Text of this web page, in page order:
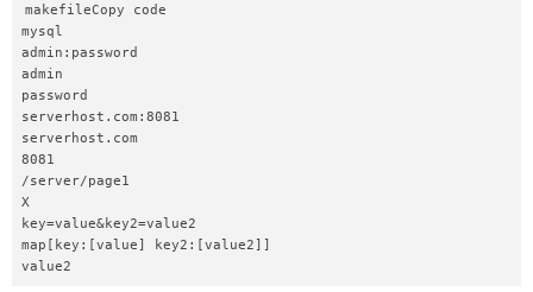
    p(port)     //打印端口
    p(u.Path)       //打印路径
    p(u.Fragment)       //打印片段路径值
    p(u.RawQuery)       //打印查询参数名和值
    m, _ := url.ParseQuery(u.RawQuery)      //将查询参数解析为
映射
    p(m)        //打印参数映射
    p(m["key2"][0])     //打印特定键的值
}
makefileCopy code
mysql
admin:password
admin
password
serverhost.com:8081
serverhost.com
8081
/server/page1
X
key=value&key2=value2
map[key:[value] key2:[value2]]
value2